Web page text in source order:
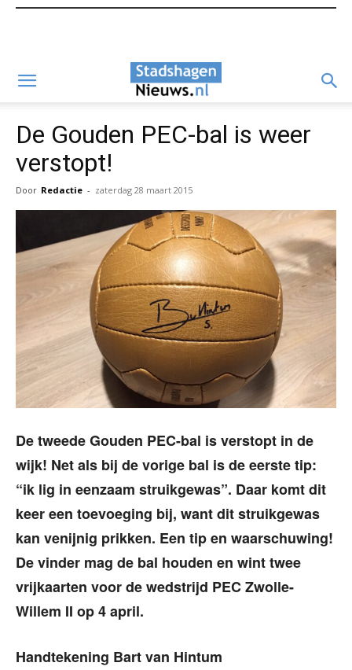
De Gouden PEC-bal is weer
verstopt!
Door Redactie - zaterdag 28 maart 2015
De tweede Gouden PEC-bal is verstopt in de
wijk! Net als bij de vorige bal is de eerste tip:
“ik lig in eenzaam struikgewas”. Daar komt dit
keer een toevoeging bij, want dit struikgewas
kan venijnig prikken. Een tip en waarschuwing!
De vinder mag de bal houden en wint twee
vrijkaarten voor de wedstrijd PEC Zwolle-
Willem II op 4 april.
Handtekening Bart van Hintum